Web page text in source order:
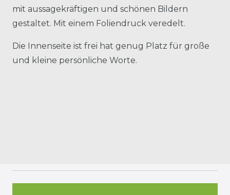
mit aussagekräftigen und schönen Bildern
gestaltet. Mit einem Foliendruck veredelt.
Die Innenseite ist frei hat genug Platz für große
und kleine persönliche Worte.